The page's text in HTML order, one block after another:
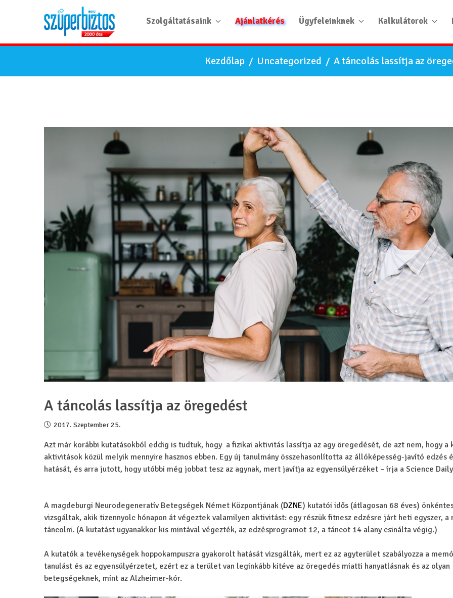
Szolgáltatásaink Ajánlatkérés Ügyfeleinknek Kalkulátorok
Kezdőlap / Uncategorized / A táncolás lassítja az
A táncolás lassítja az öregedést
2017. Szeptember 25.
Azt már korábbi kutatásokból eddig is tudtuk, hogy a fizikai aktivitás lassítja az agy öregedését, de azt nem, hogy a
aktivitások közül melyik mennyire hasznos ebben. Egy új tanulmány összehasonlította az állóképesség-javító edzés
hatását, és arra jutott, hogy utóbbi még jobbat tesz az agynak, mert javítja az egyensúlyérzéket – írja a Science
A magdeburgi Neurodegeneratív Betegségek Német Központjának (DZNE) kutatói idős (átlagosan 68 éves)
vizsgáltak, akik tizennyolc hónapon át végeztek valamilyen aktivitást: egy részük fitnesz edzésre járt heti egyszer, a
táncolni. (A kutatást ugyanakkor kis mintával végezték, az edzésprogramot 12, a táncot 14 alany csinálta végig.)
A kutatók a tevékenységek hoppokampuszra gyakorolt hatását vizsgálták, mert ez az agyterület szabályozza a
tanulást és az egyensúlyérzetet, ezért ez a terület van leginkább kitéve az öregedés miatti hanyatlásnak és az olyan
betegségeknek, mint az Alzheimer-kór.